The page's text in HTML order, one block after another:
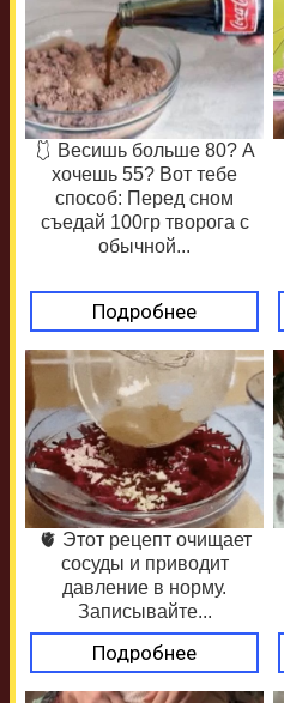
🩱 Весишь больше 80? А
хочешь 55? Вот тебе
способ: Перед сном
съедай 100гр творога с
обычной...
Подробнее
🫀 Этот рецепт очищает
сосуды и приводит
давление в норму.
Записывайте...
Подробнее